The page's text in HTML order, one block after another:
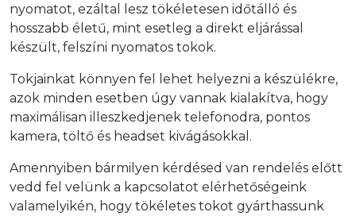
nyomatot, ezáltal lesz tökéletesen időtálló és
hosszabb életű, mint esetleg a direkt eljárással
készült, felszíni nyomatos tokok.
Tokjainkat könnyen fel lehet helyezni a készülékre,
azok minden esetben úgy vannak kialakítva, hogy
maximálisan illeszkedjenek telefonodra, pontos
kamera, töltő és headset kivágásokkal.
Amennyiben bármilyen kérdésed van rendelés előtt
vedd fel velünk a kapcsolatot elérhetőségeink
valamelyikén, hogy tökéletes tokot gyárthassunk